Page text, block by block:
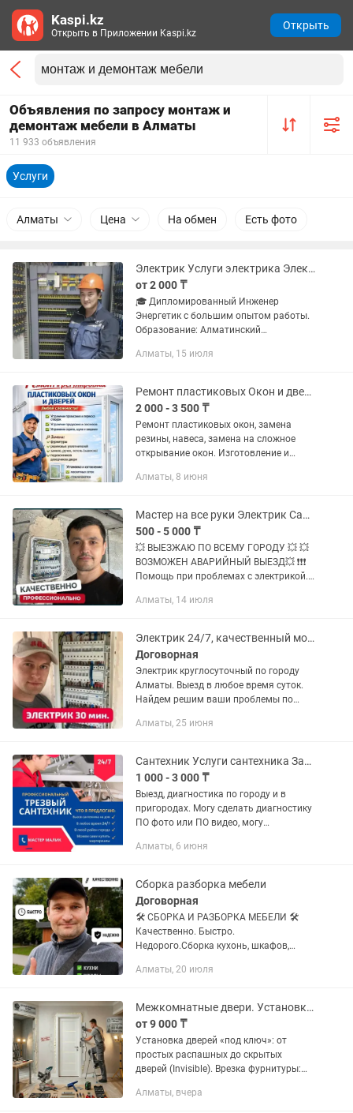
Объявления по запросу монтаж и
демонтаж мебели в Алматы
11 933 объявления
Услуги
Алматы Цена На обмен Есть фото
Электрик Услуги электрика Электрик Алматы Электрик на дом Вызов электрика
от 2 000 ₸
🎓 Дипломированный Инженер
Энергетик с большим опытом работы.
Образование: Алматинский
Специальность: Электропривод и
процессов. Работаю с...
Алматы, 15 июля
Ремонт пластиковых Окон и дверей
2 000 - 3 500 ₸
Ремонт пластиковых окон, замена
резины, навеса, замена на сложное
открывание окон. Изготовление и
сеток. А так же все виды
и...
Алматы, 8 июня
Мастер на все руки Электрик Сантехник 24/7 Услуги электрика
500 - 5 000 ₸
💥 BЫЕЗЖАЮ ПO ВСЕMУ ГОРОДУ 💥 💥
BOЗMОЖЕН AВАPИЙHЫЙ ВЫЕЗД💥 ❗❗❗
Пoмoщь при прoблемaх с электpикoй.
звoнки oтвечaю лично Я! Сделaю все
Алматы, 14 июля
Электрик 24/7, качественный монтаж.
Договорная
Электрик круглосуточный по городу
Алматы. Выезд в любое время суток.
Найдем решим ваши проблемы по
Алматы, 25 июня
Сантехник Услуги сантехника Засор Прочистка канализации Тепловизор Утечка
1 000 - 3 000 ₸
Выезд, диагностика по городу и в
пригородах. Могу сделать диагностику
ПО фото или ПО видео, могу
дальнейшие действие(самоучкам).
Алматы, 6 июня
Сборка разборка мебели
Договорная
🛠️ СБОРКА И РАЗБОРКА МЕБЕЛИ 🛠️
Качественно. Быстро.
Недорого.Сборка кухонь, шкафов,
мебели при переездах.Ремонт и замена
выходных. Выезд...
Алматы, 20 июля
Межкомнатные двери. Установка и ремонт
от 9 000 ₸
Установка дверей «под ключ»: от
простых распашных до скрытых
дверей (Invisible). Врезка фурнитуры:
скрытых петель и ручек. Сборка и
Алматы, вчера
Kaspi.kz
Открыть в Приложении Kaspi.kz
Открыть